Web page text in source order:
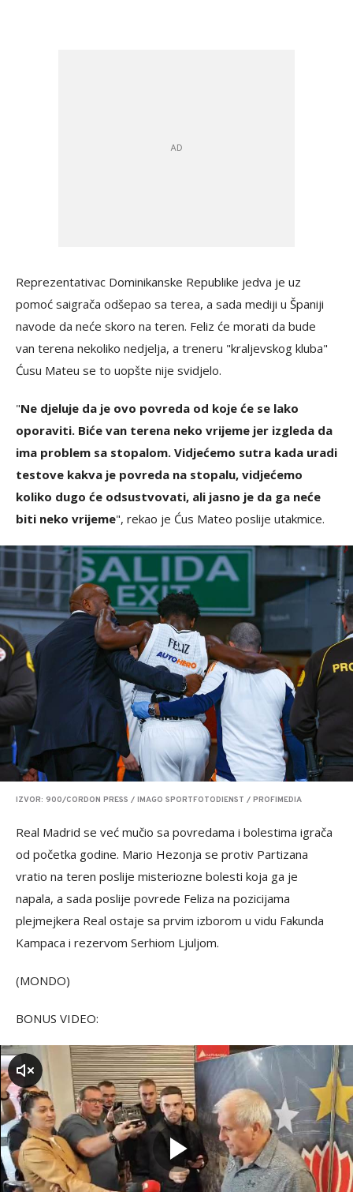
Reprezentativac Dominikanske Republike jedva je uz
pomoć saigrača odšepao sa terea, a sada mediji u Španiji
navode da neće skoro na teren. Feliz će morati da bude
van terena nekoliko nedjelja, a treneru "kraljevskog kluba"
Ćusu Mateu se to uopšte nije svidjelo.
"Ne djeluje da je ovo povreda od koje će se lako
oporaviti. Biće van terena neko vrijeme jer izgleda da
ima problem sa stopalom. Vidjećemo sutra kada uradi
testove kakva je povreda na stopalu, vidjećemo
koliko dugo će odsustvovati, ali jasno je da ga neće
biti neko vrijeme", rekao je Ćus Mateo poslije utakmice.
IZVOR: 900/CORDON PRESS / IMAGO SPORTFOTODIENST / PROFIMEDIA
Real Madrid se već mučio sa povredama i bolestima igrača
od početka godine. Mario Hezonja se protiv Partizana
vratio na teren poslije misteriozne bolesti koja ga je
napala, a sada poslije povrede Feliza na pozicijama
plejmejkera Real ostaje sa prvim izborom u vidu Fakunda
Kampaca i rezervom Serhiom Ljuljom.
(MONDO)
BONUS VIDEO: